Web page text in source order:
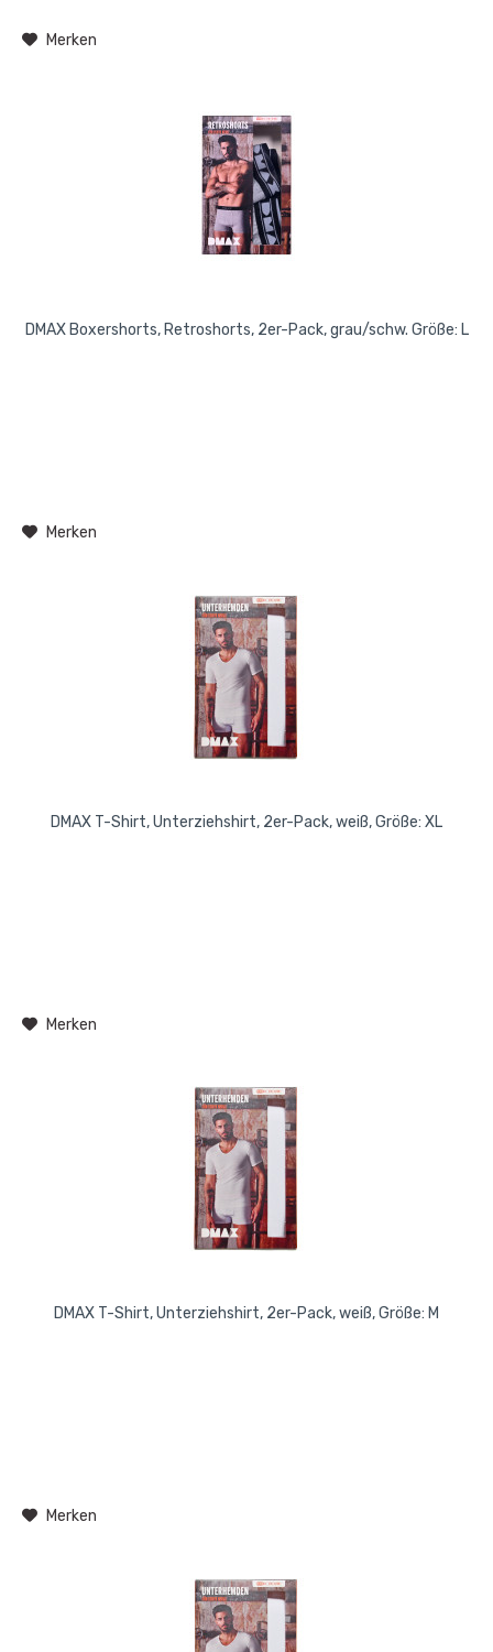
Merken
DMAX Boxershorts, Retroshorts, 2er-Pack, grau/schw. Größe: L
Merken
DMAX T-Shirt, Unterziehshirt, 2er-Pack, weiß, Größe: XL
Merken
DMAX T-Shirt, Unterziehshirt, 2er-Pack, weiß, Größe: M
Merken